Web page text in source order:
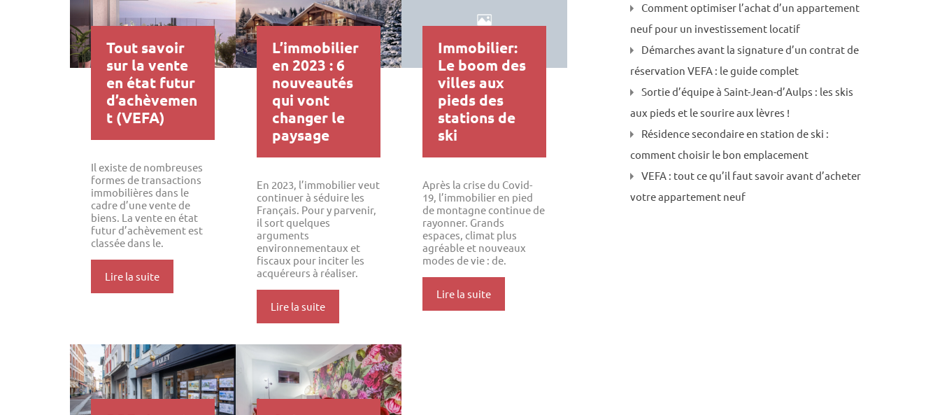
Tout savoir
sur la vente
en état futur
d’achèvemen
t (VEFA)
Il existe de nombreuses
formes de transactions
immobilières dans le
cadre d’une vente de
biens. La vente en état
futur d’achèvement est
classée dans le.
Lire la suite
L’immobilier
en 2023 : 6
nouveautés
qui vont
changer le
paysage
En 2023, l’immobilier veut
continuer à séduire les
Français. Pour y parvenir,
il sort quelques
arguments
environnementaux et
fiscaux pour inciter les
acquéreurs à réaliser.
Lire la suite
Immobilier:
Le boom des
villes aux
pieds des
stations de
ski
Après la crise du Covid-
19, l’immobilier en pied
de montagne continue de
rayonner. Grands
espaces, climat plus
agréable et nouveaux
modes de vie : de.
Lire la suite
Comment optimiser l’achat d’un appartement
neuf pour un investissement locatif
Démarches avant la signature d’un contrat de
réservation VEFA : le guide complet
Sortie d’équipe à Saint-Jean-d’Aulps : les skis
aux pieds et le sourire aux lèvres !
Résidence secondaire en station de ski :
comment choisir le bon emplacement
VEFA : tout ce qu’il faut savoir avant d’acheter
votre appartement neuf